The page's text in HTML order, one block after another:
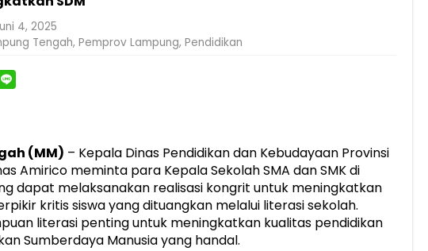
Penuh Lampung Financial Festival, Perkuat Literasi Keuangan Generasi Muda
APBD 2025 Jadi Langkah Penguatan Akuntabilitas dan Pembangunan Lampung
4, 2025
Tengah, Pemprov Lampung, Pendidikan
(MM) – Kepala Dinas Pendidikan dan Kebudayaan Provinsi
Amirico meminta para Kepala Sekolah SMA dan SMK di
dapat melaksanakan realisasi kongrit untuk meningkatkan
kritis siswa yang dituangkan melalui literasi sekolah.
literasi penting untuk meningkatkan kualitas pendidikan
Sumberdaya Manusia yang handal.